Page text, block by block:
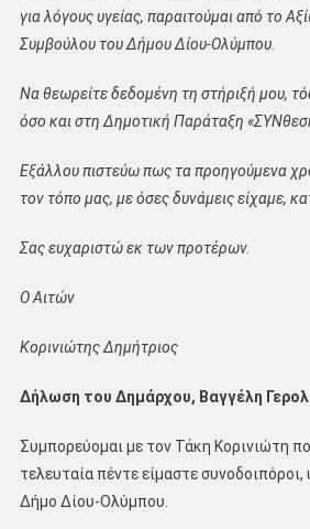
για λόγους υγείας, παραιτούμαι από το
Συμβούλου του Δήμου Δίου-Ολύμπου.
Να θεωρείτε δεδομένη τη στήριξή μου,
όσο και στη Δημοτική Παράταξη
Εξάλλου πιστεύω πως τα προηγούμενα
τον τόπο μας, με όσες δυνάμεις είχαμε,
Σας ευχαριστώ εκ των προτέρων.
Ο Αιτών
Κορινιώτης Δημήτριος
Δήλωση του Δημάρχου, Βαγγέλη
Συμπορεύομαι με τον Τάκη Κορινιώτη
τελευταία πέντε είμαστε
Δήμο Δίου-Ολύμπου.